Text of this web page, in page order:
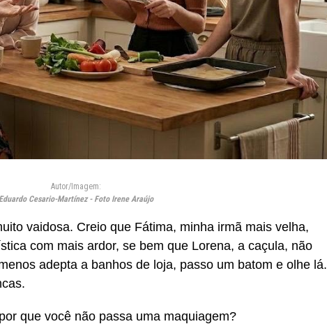
Autor/Imagem:
Eduardo Cesario-Martínez - Foto Irene Araújo
vaidosa. Creio que Fátima, minha irmã mais velha,
com mais ardor, se bem que Lorena, a caçula, não
adepta a banhos de loja, passo um batom e olhe lá.
que você não passa uma maquiagem?